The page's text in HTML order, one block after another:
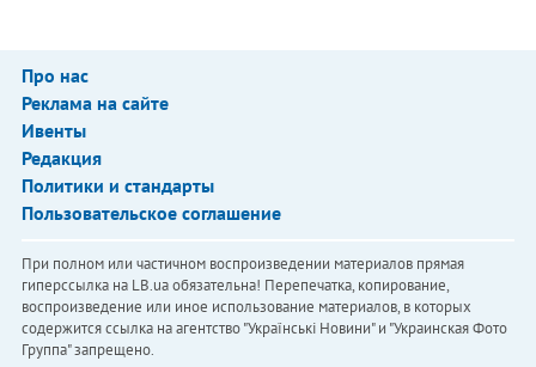
Про нас
Реклама на сайте
Ивенты
Редакция
Политики и стандарты
Пользовательское соглашение
При полном или частичном воспроизведении материалов прямая
гиперссылка на LB.ua обязательна! Перепечатка, копирование,
воспроизведение или иное использование материалов, в которых
содержится ссылка на агентство "Українськi Новини" и "Украинская Фото
Группа" запрещено.